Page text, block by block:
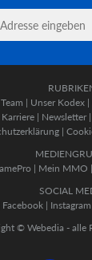
| Unser Kodex |
Karriere | Newsletter |
|
| Mein MMO |
SOCIAL
Facebook | Instagram
© Webedia - alle